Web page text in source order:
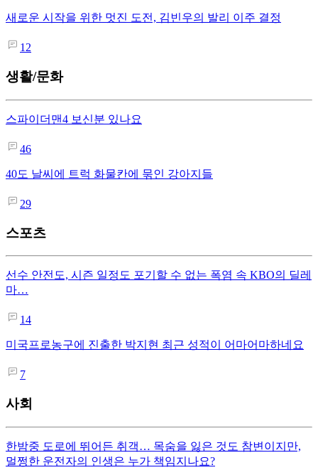
새로운 시작을 위한 멋진 도전, 김빈우의 발리 이주 결정
12
생활/문화
스파이더맨4 보신분 있나요
46
40도 날씨에 트럭 화물칸에 묶인 강아지들
29
스포츠
선수 안전도, 시즌 일정도 포기할 수 없는 폭염 속 KBO의 딜레
마…
14
미국프로농구에 진출한 박지현 최근 성적이 어마어마하네요
7
사회
한밤중 도로에 뛰어든 취객… 목숨을 잃은 것도 참변이지만,
멀쩡한 운전자의 인생은 누가 책임지나요?